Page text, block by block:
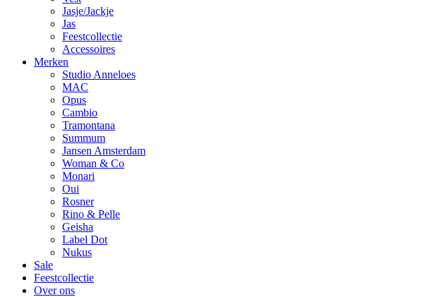
Jasje/Jackje
Jas
Feestcollectie
Accessoires
Merken
Studio Anneloes
MAC
Opus
Cambio
Tramontana
Summum
Jansen Amsterdam
Woman & Co
Monari
Oui
Rosner
Rino & Pelle
Geisha
Label Dot
Nukus
Sale
Feestcollectie
Over ons